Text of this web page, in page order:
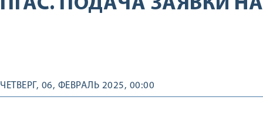
ЧЕТВЕРГ, 06, ФЕВРАЛЬ 2025, 00:00